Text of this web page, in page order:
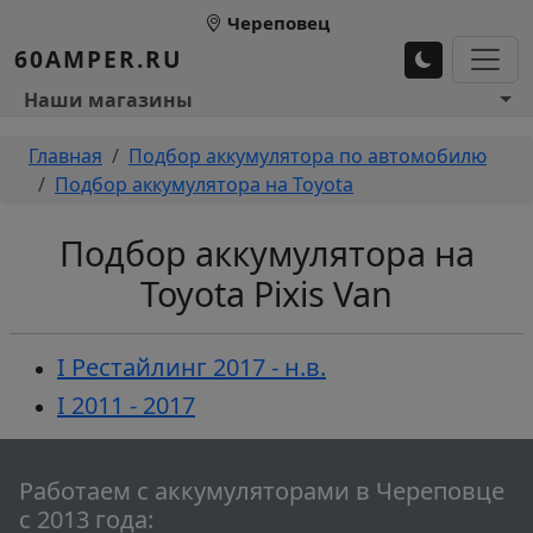
Перейти к основному содержанию
Череповец
60AMPER.RU
Основное меню 1
Наши магазины
Строка навигации
Главная
Подбор аккумулятора по автомобилю
Подбор аккумулятора на Toyota
Подбор аккумулятора на
Toyota Pixis Van
I Рестайлинг 2017 - н.в.
I 2011 - 2017
Работаем с аккумуляторами в Череповце
с 2013 года: